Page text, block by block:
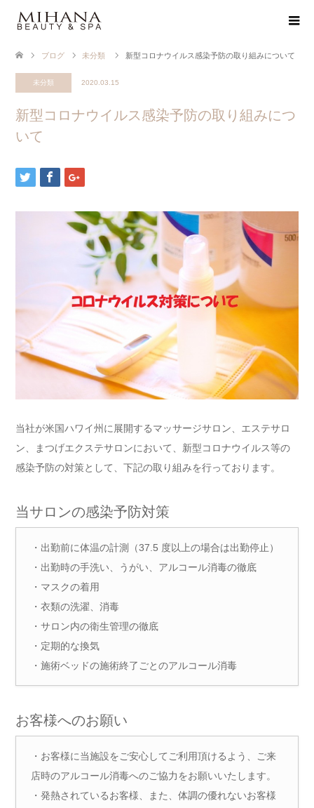
ブログ 未分類 新型コロナウイルス感染予防の取り組みについて
未分類 2020.03.15
新型コロナウイルス感染予防の取り組みにつ
いて
当社が米国ハワイ州に展開するマッサージサロン、エステサロ
ン、まつげエクステサロンにおいて、新型コロナウイルス等の
感染予防の対策として、下記の取り組みを行っております。
当サロンの感染予防対策
・出勤前に体温の計測（37.5 度以上の場合は出勤停止）
・出勤時の手洗い、うがい、アルコール消毒の徹底
・マスクの着用
・衣類の洗濯、消毒
・サロン内の衛生管理の徹底
・定期的な換気
・施術ベッドの施術終了ごとのアルコール消毒
お客様へのお願い
・お客様に当施設をご安心してご利用頂けるよう、ご来
店時のアルコール消毒へのご協力をお願いいたします。
・発熱されているお客様、また、体調の優れないお客様